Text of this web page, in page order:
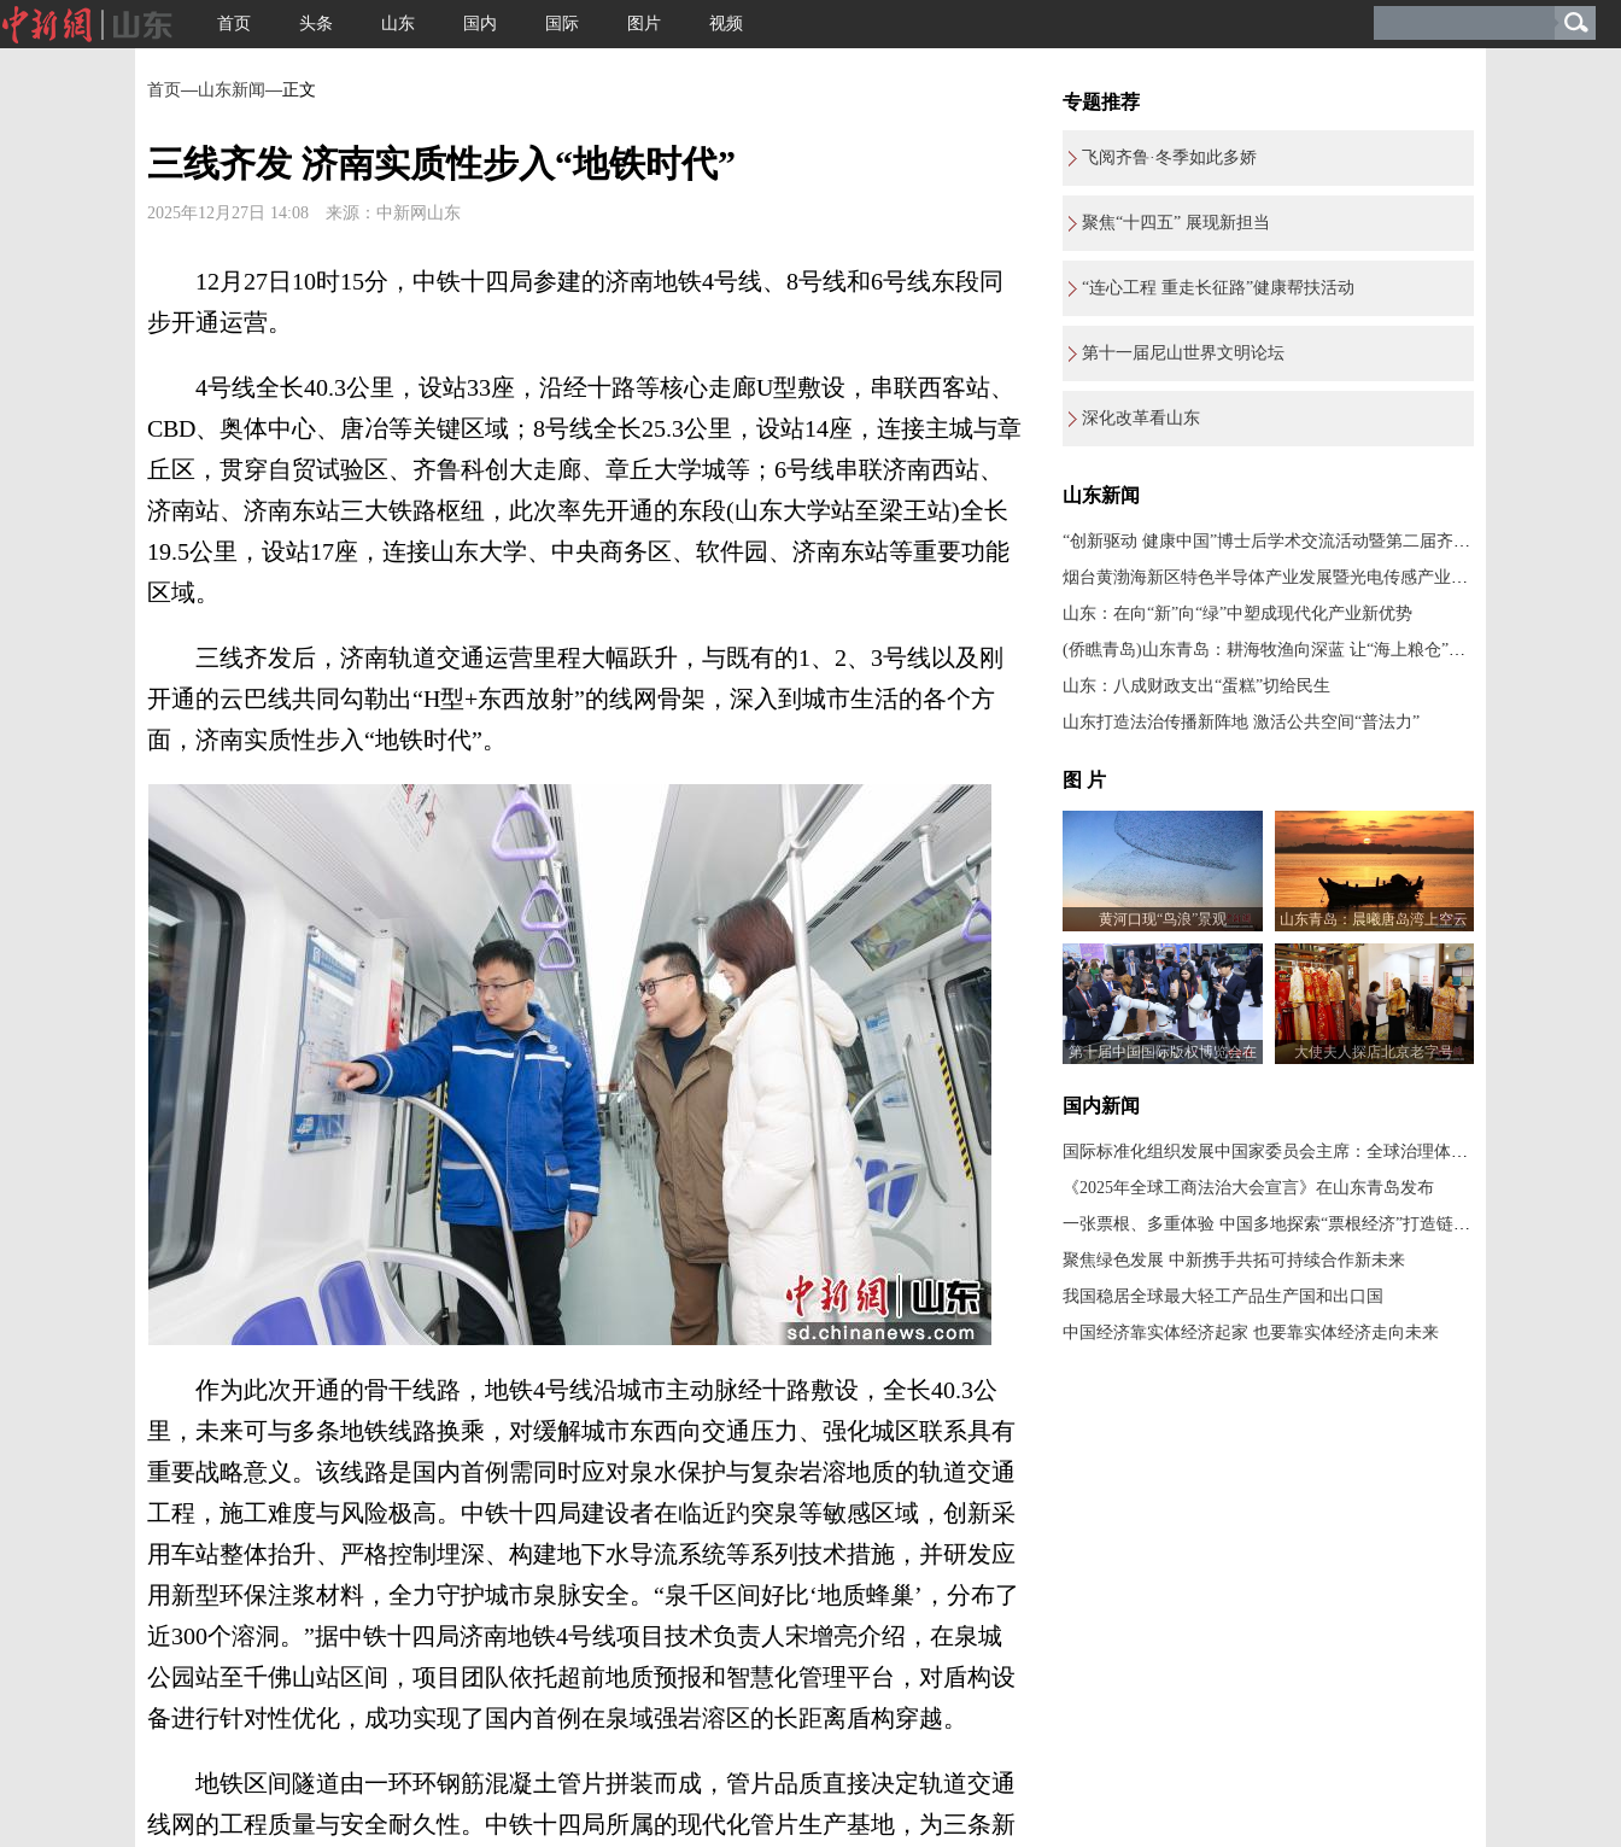
首页 头条 山东 国内 国际 图片 视频
首页—山东新闻—正文
三线齐发 济南实质性步入“地铁时代”
2025年12月27日 14:08 来源：中新网山东
12月27日10时15分，中铁十四局参建的济南地铁4号线、8号线和6号线东段同
步开通运营。
4号线全长40.3公里，设站33座，沿经十路等核心走廊U型敷设，串联西客站、
CBD、奥体中心、唐冶等关键区域；8号线全长25.3公里，设站14座，连接主城与章
丘区，贯穿自贸试验区、齐鲁科创大走廊、章丘大学城等；6号线串联济南西站、
济南站、济南东站三大铁路枢纽，此次率先开通的东段(山东大学站至梁王站)全长
19.5公里，设站17座，连接山东大学、中央商务区、软件园、济南东站等重要功能
区域。
三线齐发后，济南轨道交通运营里程大幅跃升，与既有的1、2、3号线以及刚
开通的云巴线共同勾勒出“H型+东西放射”的线网骨架，深入到城市生活的各个方
面，济南实质性步入“地铁时代”。
作为此次开通的骨干线路，地铁4号线沿城市主动脉经十路敷设，全长40.3公
里，未来可与多条地铁线路换乘，对缓解城市东西向交通压力、强化城区联系具有
重要战略意义。该线路是国内首例需同时应对泉水保护与复杂岩溶地质的轨道交通
工程，施工难度与风险极高。中铁十四局建设者在临近趵突泉等敏感区域，创新采
用车站整体抬升、严格控制埋深、构建地下水导流系统等系列技术措施，并研发应
用新型环保注浆材料，全力守护城市泉脉安全。“泉千区间好比‘地质蜂巢’，分布了
近300个溶洞。”据中铁十四局济南地铁4号线项目技术负责人宋增亮介绍，在泉城
公园站至千佛山站区间，项目团队依托超前地质预报和智慧化管理平台，对盾构设
备进行针对性优化，成功实现了国内首例在泉域强岩溶区的长距离盾构穿越。
地铁区间隧道由一环环钢筋混凝土管片拼装而成，管片品质直接决定轨道交通
线网的工程质量与安全耐久性。中铁十四局所属的现代化管片生产基地，为三条新
专题推荐
飞阅齐鲁·冬季如此多娇
聚焦“十四五” 展现新担当
“连心工程 重走长征路”健康帮扶活动
第十一届尼山世界文明论坛
深化改革看山东
山东新闻
“创新驱动 健康中国”博士后学术交流活动暨第二届齐鲁医学卓越人才发展大会在济南举办
烟台黄渤海新区特色半导体产业发展暨光电传感产业园招商运营大会举行
山东：在向“新”向“绿”中塑成现代化产业新优势
(侨瞧青岛)山东青岛：耕海牧渔向深蓝 让“海上粮仓”更丰盈
山东：八成财政支出“蛋糕”切给民生
山东打造法治传播新阵地 激活公共空间“普法力”
图 片
黄河口现“鸟浪”景观
山东青岛：晨曦唐岛湾上空云
霞变幻 宛如油画
第十届中国国际版权博览会在
大使夫人探店北京老字号
国内新闻
国际标准化组织发展中国家委员会主席：全球治理体系改革应共建共享
《2025年全球工商法治大会宣言》在山东青岛发布
一张票根、多重体验 中国多地探索“票根经济”打造链式消费新场景
聚焦绿色发展 中新携手共拓可持续合作新未来
我国稳居全球最大轻工产品生产国和出口国
中国经济靠实体经济起家 也要靠实体经济走向未来